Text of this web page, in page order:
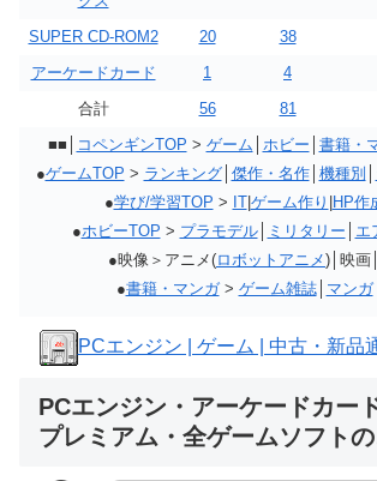
SUPER CD-ROM2 20 38
アーケードカード
1 4
合計
56 81
■■│
コペンギンTOP > ゲーム ホビー 書籍・
●ゲームTOP > ランキング│ 傑作・名作│ 機種別
●学び/学習TOP > IT| ゲーム作り HP作
●ホビーTOP > プラモデル│ ミリタリー
エ
●映像＞アニメ(ロボットアニメ)│映画│
●書籍・マンガ> ゲーム雑誌│ マンガ
PCエンジン | ゲーム | 中古・新品
PCエンジン・アーケードカー
プレミアム・全ゲームソフト